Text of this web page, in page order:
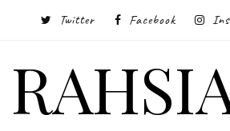
Twitter Facebook